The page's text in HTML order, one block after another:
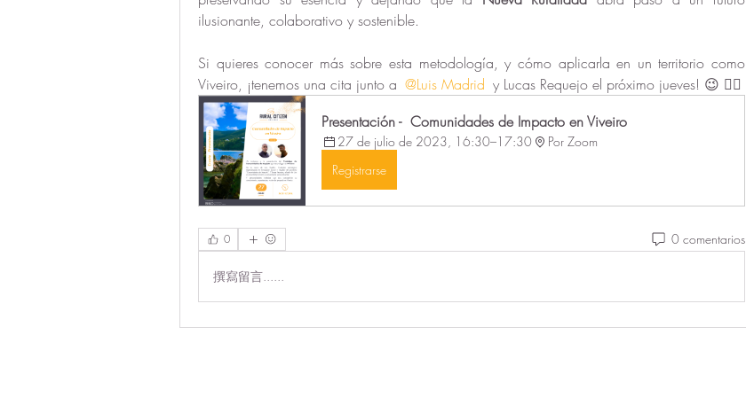
ilusionante, colaborativo y sostenible.
Si quieres conocer más sobre esta metodología, y cómo aplicarla en un territorio como
Viveiro, ¡tenemos una cita junto a @Luis Madrid y Lucas Requejo el próximo jueves! 😉 👇🏻
Presentación -  Comunidades de Impacto en Viveiro
27 de julio de 2023, 16:30–17:30
Por Zoom
Registrarse
0 0 comentarios
撰寫留言......